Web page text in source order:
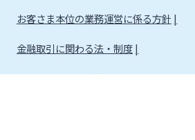
お客さま本位の業務運営に係る方針
金融取引に関わる法・制度
金融取引に関わる方針